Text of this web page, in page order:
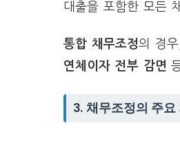
대출을 포함한 모든
통합 채무조정의 경
연체이자 전부 감면
3. 채무조정의 주요